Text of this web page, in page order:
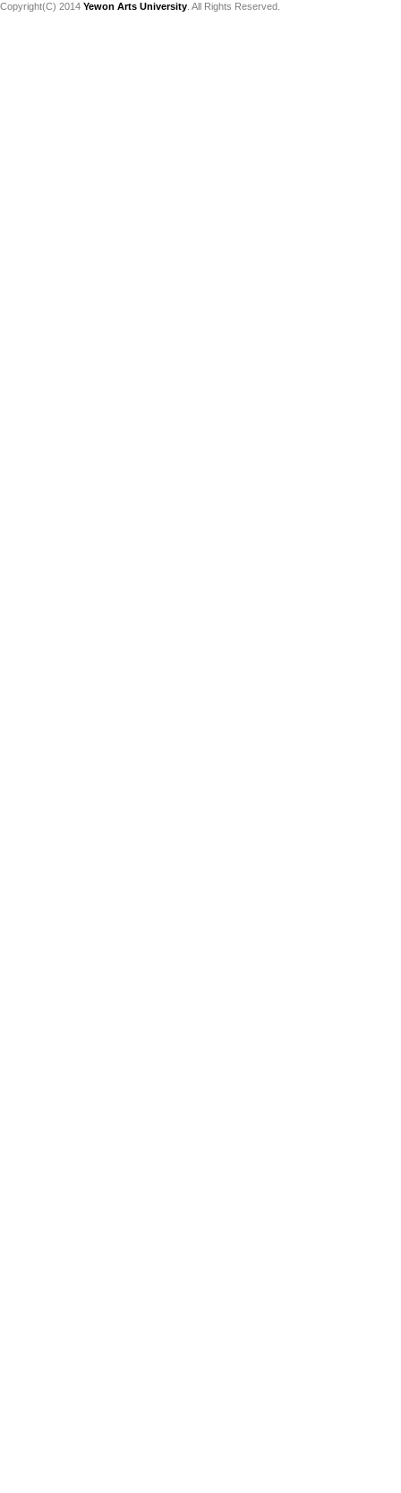
Copyright(C) 2014 Yewon Arts University . All Rights Reserved.